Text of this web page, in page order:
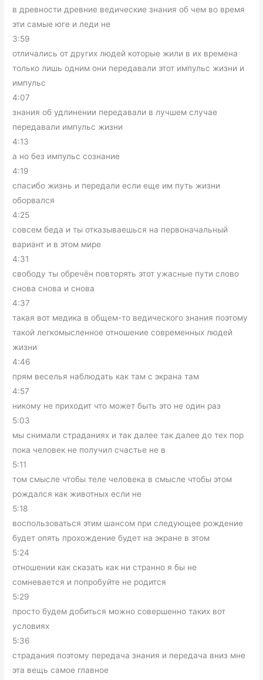
в древности древние ведические знания об чем во время
эти самые юге и леди не
3:59
отличались от других людей которые жили в их времена
только лишь одним они передавали этот импульс жизни и
импульс
4:07
знания об удлинении передавали в лучшем случае
передавали импульс жизни
4:13
а но без импульс сознание
4:19
спасибо жизнь и передали если еще им путь жизни
оборвался
4:25
совсем беда и ты отказываешься на первоначальный
вариант и в этом мире
4:31
свободу ты обречён повторять этот ужасные пути слово
снова снова и снова
4:37
такая вот медика в общем-то ведического знания поэтому
такой легкомысленное отношение современных людей
жизни
4:46
прям веселья наблюдать как там с экрана там
4:57
никому не приходит что может быть это не один раз
5:03
мы снимали страданиях и так далее так далее до тех пор
пока человек не получил счастье не в
5:11
том смысле чтобы теле человека в смысле чтобы этом
рождался как животных если не
5:18
воспользоваться этим шансом при следующее рождение
будет опять прохождение будет на экране в этом
5:24
отношении как сказать как ни странно я бы не
сомневается и попробуйте не родится
5:29
просто будем добиться можно совершенно таких вот
условиях
5:36
страдания поэтому передача знания и передача вниз мне
эта вещь самое главное